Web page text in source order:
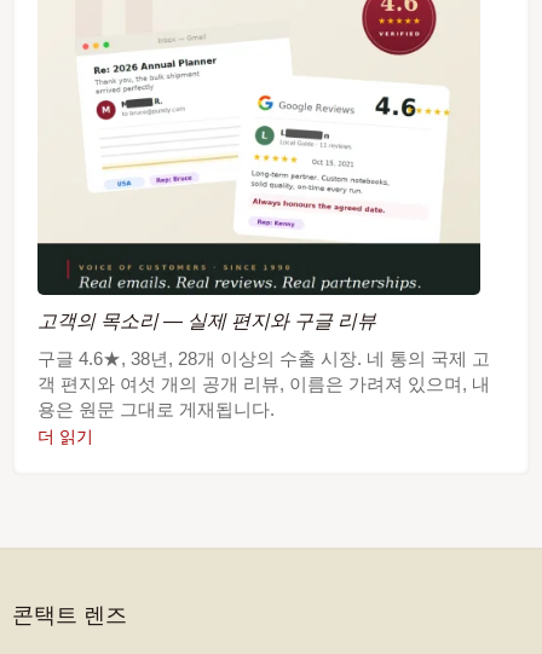
고객의 목소리 — 실제 편지와 구글 리뷰
구글 4.6★, 38년, 28개 이상의 수출 시장. 네 통의 국제 고
객 편지와 여섯 개의 공개 리뷰, 이름은 가려져 있으며, 내
용은 원문 그대로 게재됩니다.
더 읽기
콘택트 렌즈